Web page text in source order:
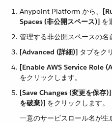
Anypoint Platform から、​
Spaces (非公開スペース)] を
管理する非公開スペースの名
[Advanced (詳細)] タブをク
[Enable AWS Service Role
をクリックします。
[Save Changes (変更を保存)]
を破棄)] ​ をクリックします。
一意のサービスロール名が